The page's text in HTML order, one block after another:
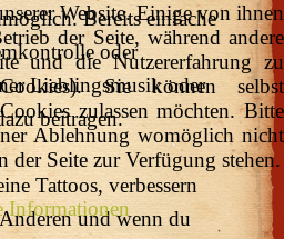
Bereits einfache
oder
Lieblingsmusik oder
beitragen.
Tattoos, verbessern
und wenn du
Website. Einige von ihnen
der Seite, während andere
und die Nutzererfahrung zu
Sie können selbst
zulassen möchten. Bitte
Ablehnung womöglich nicht
der Seite zur Verfügung stehen.
Informationen